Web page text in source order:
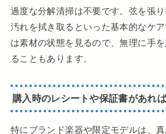
過度な分解清掃は不要です。弦を張
汚れを拭き取るといった基本的なケ
は素材の状態を見るので、無理に手
ることもあります。
購入時のレシートや保証書があれ
特にブランド楽器や限定モデルは、